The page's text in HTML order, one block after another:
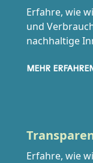
Erfahre, wie
und
nachhaltige
MEHR ERFAHREN
Erfahre, wie